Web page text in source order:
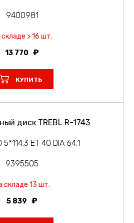
9400981
складе > 16 шт.
13 770
КУПИТЬ
диск TREBL R-1743
5*114.3 ET 40 DIA 64.1
9395505
складе 13 шт.
5 839